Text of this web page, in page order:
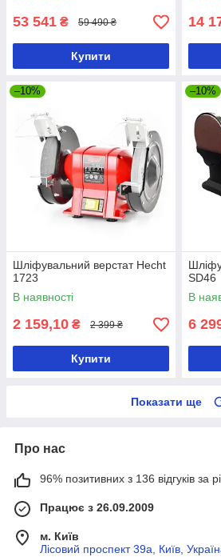
53 541 ₴ 59 490 ₴
Купити
14
–10%
Шліфувальний верстат Hecht
1723
В наявності
2 159,10 ₴ 2 399 ₴
Купити
–10%
SD46
В
6
Показати ще
Про нас
96% позитивних з 136 відгуків за
Працює з 26.09.2009
м. Київ
Лісовий проспект 39а, Київ,